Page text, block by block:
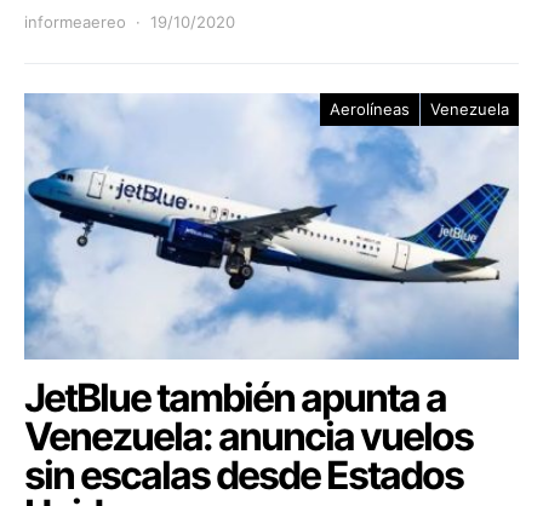
informeaereo 19/10/2020
Aerolíneas Venezuela
JetBlue también apunta a
Venezuela: anuncia vuelos
sin escalas desde Estados